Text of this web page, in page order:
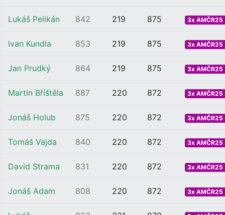
Lukáš Pelikán 842 219 875 3x AMČR25
Ivan Kundla 853 219 875 3x AMČR25
Jan Prudký 864 219 875 3x AMČR25
Martin Bříštěla 887 220 872 3x AMČR25
Jonáš Holub 875 220 872 3x AMČR25
Tomáš Vajda 840 220 872 3x AMČR25
David Strama 831 220 872 3x AMČR25
Jonáš Adam 808 220 872 3x AMČR25